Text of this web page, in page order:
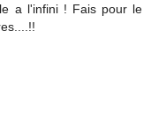
a l'infini ! Fais pour le